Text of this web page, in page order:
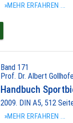
»MEHR ERFAHREN ...
Band 171
Prof. Dr. Albert
Handbuch
2009. DIN A5, 512
»MEHR ERFAHREN ...